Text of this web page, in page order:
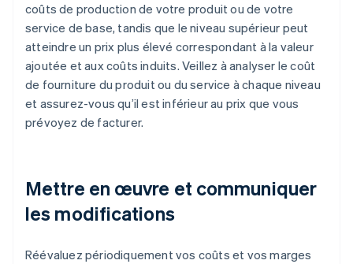
coûts de production de votre produit ou de votre
service de base, tandis que le niveau supérieur peut
atteindre un prix plus élevé correspondant à la valeur
ajoutée et aux coûts induits. Veillez à analyser le coût
de fourniture du produit ou du service à chaque niveau
et assurez-vous qu’il est inférieur au prix que vous
prévoyez de facturer.
Mettre en œuvre et communiquer
les modifications
Réévaluez périodiquement vos coûts et vos marges